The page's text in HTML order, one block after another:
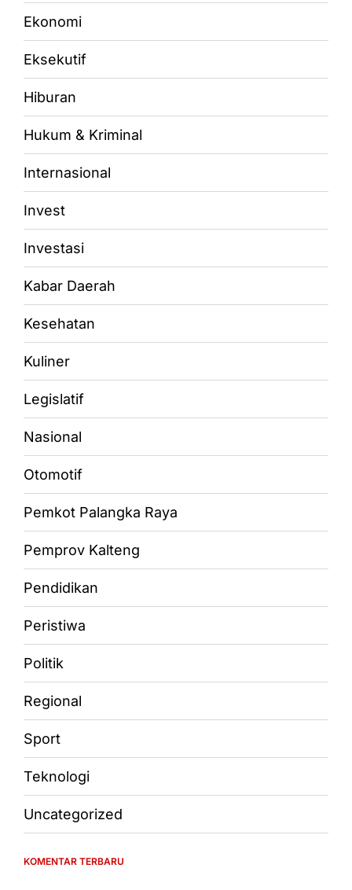
Ekonomi
Eksekutif
Hiburan
Hukum & Kriminal
Internasional
Invest
Investasi
Kabar Daerah
Kesehatan
Kuliner
Legislatif
Nasional
Otomotif
Pemkot Palangka Raya
Pemprov Kalteng
Pendidikan
Peristiwa
Politik
Regional
Sport
Teknologi
Uncategorized
KOMENTAR TERBARU